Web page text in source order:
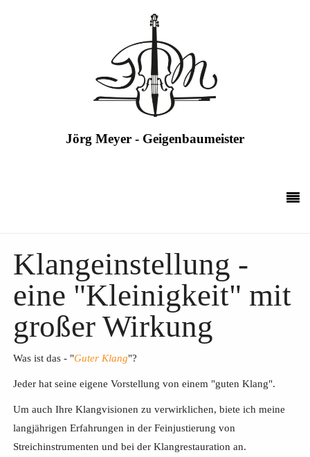
Jörg Meyer - Geigenbaumeister
Klangeinstellung -
eine "Kleinigkeit" mit
großer Wirkung
Was ist das - "Guter Klang"?
Jeder hat seine eigene Vorstellung von einem "guten Klang".
Um auch Ihre Klangvisionen zu verwirklichen, biete ich meine
langjährigen Erfahrungen in der Feinjustierung von
Streichinstrumenten und bei der Klangrestauration an.